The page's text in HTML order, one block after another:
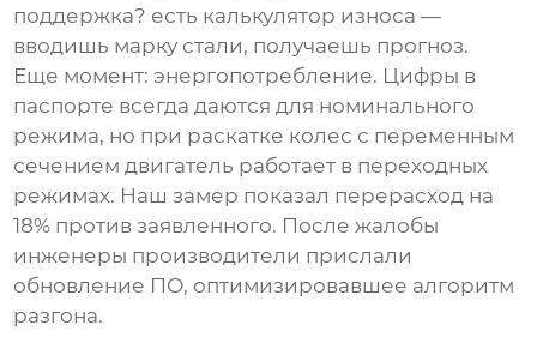
поддержка? есть калькулятор износа —
вводишь марку стали, получаешь прогноз.
Еще момент: энергопотребление. Цифры в
паспорте всегда даются для номинального
режима, но при раскатке колес с переменным
сечением двигатель работает в переходных
режимах. Наш замер показал перерасход на
18% против заявленного. После жалобы
инженеры производители прислали
обновление ПО, оптимизировавшее алгоритм
разгона.